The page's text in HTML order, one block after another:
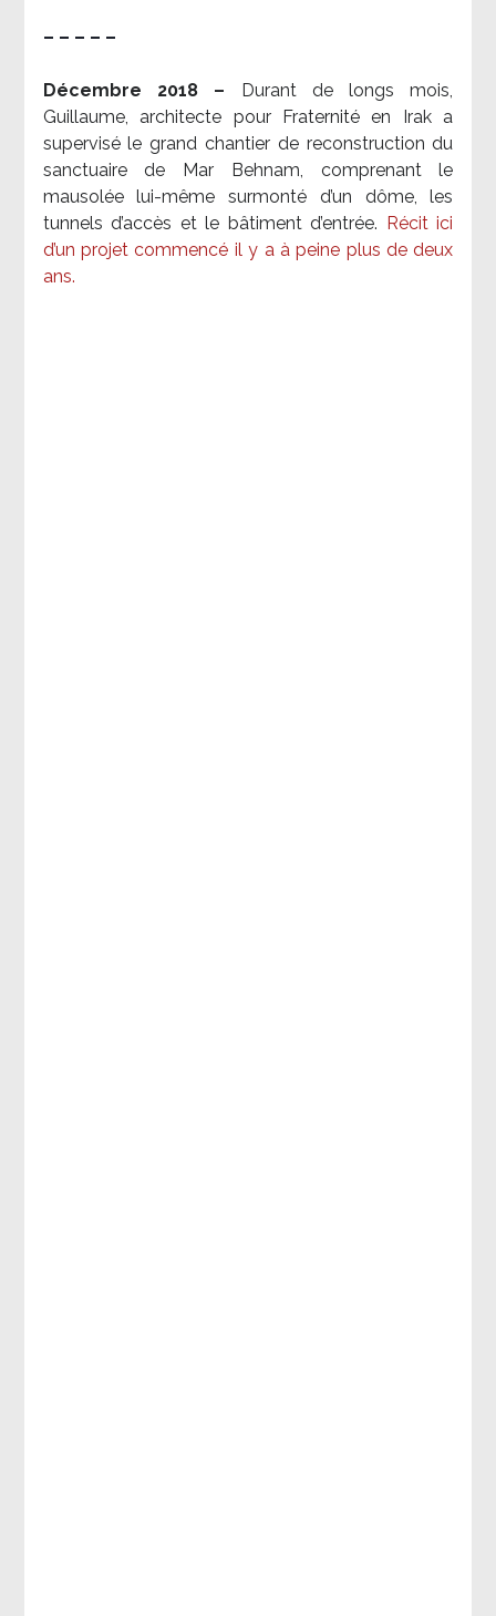
– – – – –
Décembre 2018 –
Durant de longs mois,
Guillaume, architecte pour Fraternité en Irak a
supervisé le grand chantier de reconstruction du
sanctuaire de Mar Behnam, comprenant le
mausolée lui-même surmonté d’un dôme, les
tunnels d’accès et le bâtiment d’entrée.
Récit ici
d’un projet commencé il y a à peine plus de deux
ans.